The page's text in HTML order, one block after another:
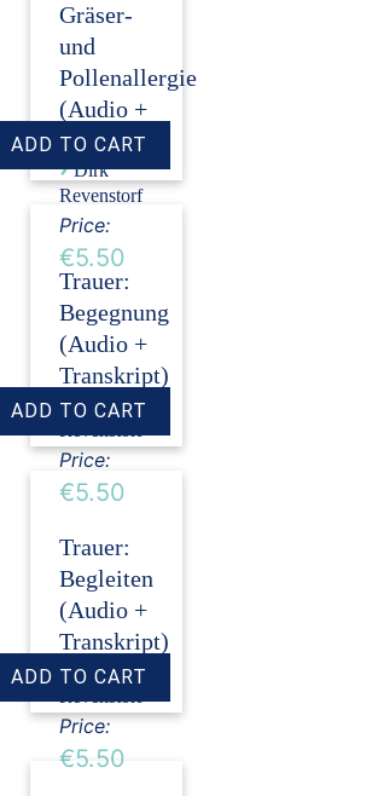
Gräser-
und
Pollenallergie
(Audio +
Transkript)
› Dirk
Revenstorf
Price:
€5.50
Trauer:
Begegnung
(Audio +
Transkript)
› Dirk
Price:
€5.50
Trauer:
Begleiten
(Audio +
Transkript)
› Dirk
Price:
€5.50